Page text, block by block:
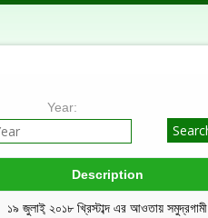
Year:
Description
১৯ জুলাই্‌ ২০১৮ খ্রিস্টাব্দ এর আওতায় সমুদ্রগামী